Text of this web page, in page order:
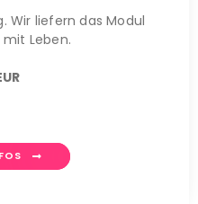
Wir liefern das Modul
Leben.